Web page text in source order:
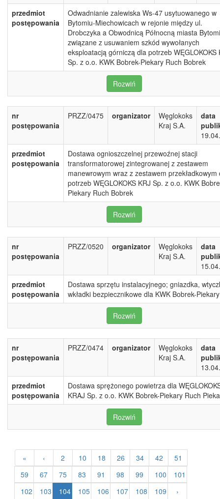
przedmiot
postępowania
Odwadnianie zalewiska Ws-47 usytuowanego w
Bytomiu-Miechowicach w rejonie między ul.
Drobczyka a Obwodnicą Północną miasta
związane z usuwaniem szkód wywołanych
eksploatacją górniczą dla potrzeb WĘGLOKOKS
Sp. z o.o. KWK Bobrek-Piekary Ruch Bobrek
Rozwiń
nr
postępowania
PRZZ/0475 organizator
Węglokoks
Kraj S.A.
data
przedmiot
postępowania
Dostawa ognioszczelnej przewoźnej stacji
transformatorowej zintegrowanej z zestawem
manewrowym wraz z zestawem przekładkowym
potrzeb WĘGLOKOKS KRJ Sp. z o.o. KWK
Piekary Ruch Bobrek
Rozwiń
nr
postępowania
PRZZ/0520 organizator
Węglokoks
Kraj S.A.
data
przedmiot
postępowania
Dostawa sprzętu instalacyjnego; gniazdka,
wkładki bezpiecznikowe dla KWK Bobrek-Piekary
Rozwiń
nr
postępowania
PRZZ/0474 organizator
Węglokoks
Kraj S.A.
data
przedmiot
postępowania
Dostawa sprężonego powietrza dla
KRAJ Sp. z o.o. KWK Bobrek-Piekary Ruch
Rozwiń
« ‹ 2 10 18 26 34 42
51
59
67 75 83 91 98 99 100
101
102
103 104 105 106 107 108 109 ›